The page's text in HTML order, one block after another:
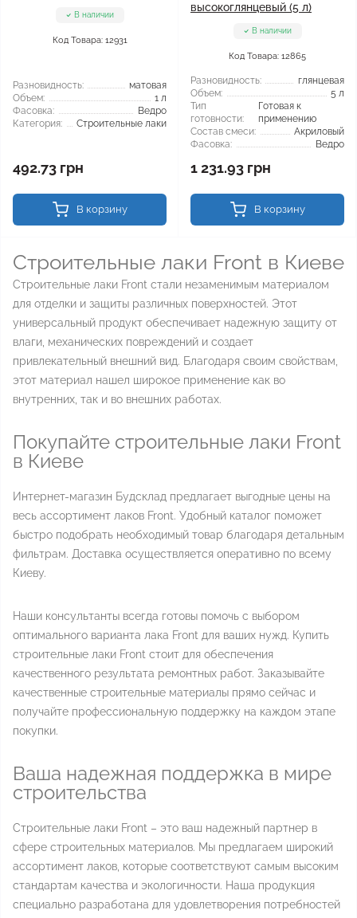
В наличии
Код Товара: 12931
Разновидность:
матовая
Объем:
1 л
Фасовка:
Ведро
Категория:
Строительные лаки
492.73 грн
В корзину
высокоглянцевый (5 л)
В наличии
Код Товара: 12865
Разновидность:
глянцевая
Объем:
5 л
Тип
готовности:
Готовая к
применению
Состав смеси:
Акриловый
Фасовка:
Ведро
1 231.93 грн
В корзину
Строительные лаки Front в Киеве
Строительные лаки Front стали незаменимым материалом
для отделки и защиты различных поверхностей. Этот
универсальный продукт обеспечивает надежную защиту от
влаги, механических повреждений и создает
привлекательный внешний вид. Благодаря своим свойствам,
этот материал нашел широкое применение как во
внутренних, так и во внешних работах.
Покупайте строительные лаки Front
в Киеве
Интернет-магазин Будсклад предлагает выгодные цены на
весь ассортимент лаков Front. Удобный каталог поможет
быстро подобрать необходимый товар благодаря детальным
фильтрам. Доставка осуществляется оперативно по всему
Киеву.
Наши консультанты всегда готовы помочь с выбором
оптимального варианта лака Front для ваших нужд. Купить
строительные лаки Front стоит для обеспечения
качественного результата ремонтных работ. Заказывайте
качественные строительные материалы прямо сейчас и
получайте профессиональную поддержку на каждом этапе
покупки.
Ваша надежная поддержка в мире
строительства
Строительные лаки Front – это ваш надежный партнер в
сфере строительных материалов. Мы предлагаем широкий
ассортимент лаков, которые соответствуют самым высоким
стандартам качества и экологичности. Наша продукция
специально разработана для удовлетворения потребностей